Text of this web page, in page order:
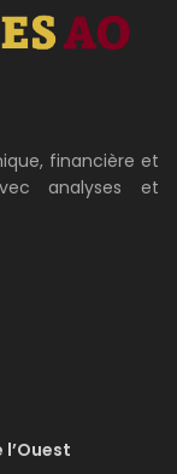
financière et
analyses et